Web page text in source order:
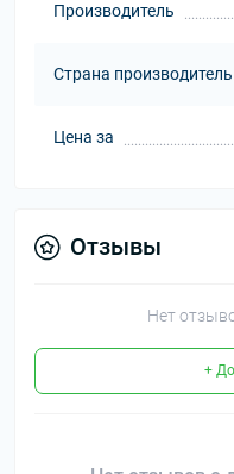
Производитель
Страна производитель
Цена за
Отзывы
Нет
+